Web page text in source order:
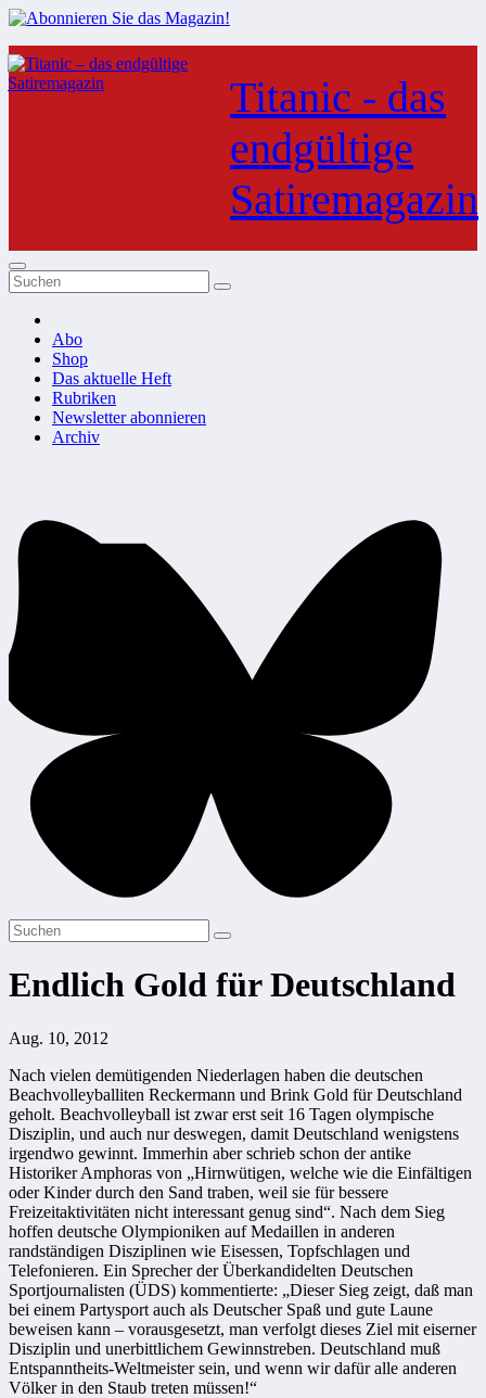
Zum
Inhalt
springen
Titanic - das
endgültige
Satiremagazin
Abo
Shop
Das aktuelle Heft
Rubriken
Newsletter abonnieren
Archiv
Endlich Gold für Deutschland
Aug. 10, 2012
Nach vielen demütigenden Niederlagen haben die deutschen
Beachvolleyballiten Reckermann und Brink Gold für Deutschland
geholt. Beachvolleyball ist zwar erst seit 16 Tagen olympische
Disziplin, und auch nur deswegen, damit Deutschland wenigstens
irgendwo gewinnt. Immerhin aber schrieb schon der antike
Historiker Amphoras von „Hirnwütigen, welche wie die Einfältigen
oder Kinder durch den Sand traben, weil sie für bessere
Freizeitaktivitäten nicht interessant genug sind“. Nach dem Sieg
hoffen deutsche Olympioniken auf Medaillen in anderen
randständigen Disziplinen wie Eisessen, Topfschlagen und
Telefonieren. Ein Sprecher der Überkandidelten Deutschen
Sportjournalisten (ÜDS) kommentierte: „Dieser Sieg zeigt, daß man
bei einem Partysport auch als Deutscher Spaß und gute Laune
beweisen kann – vorausgesetzt, man verfolgt dieses Ziel mit eiserner
Disziplin und unerbittlichem Gewinnstreben. Deutschland muß
Entspanntheits-Weltmeister sein, und wenn wir dafür alle anderen
Völker in den Staub treten müssen!“